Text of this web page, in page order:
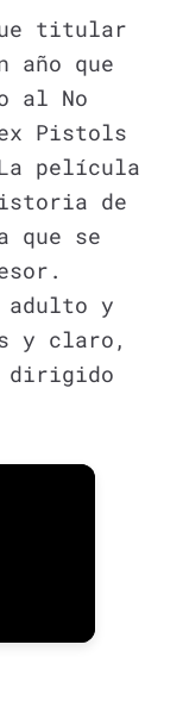
titular
año que
al No
Pistols
La película
de
que se
y
y claro,
dirigido